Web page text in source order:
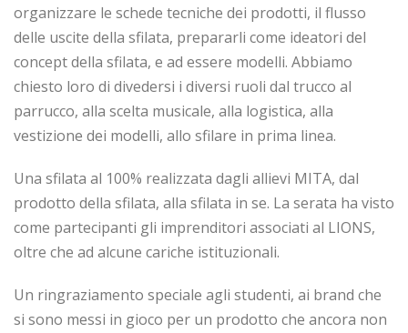
organizzare le schede tecniche dei prodotti, il flusso
delle uscite della sfilata, prepararli come ideatori del
concept della sfilata, e ad essere modelli. Abbiamo
chiesto loro di divedersi i diversi ruoli dal trucco al
parrucco, alla scelta musicale, alla logistica, alla
vestizione dei modelli, allo sfilare in prima linea.
Una sfilata al 100% realizzata dagli allievi MITA, dal
prodotto della sfilata, alla sfilata in se. La serata ha visto
come partecipanti gli imprenditori associati al LIONS,
oltre che ad alcune cariche istituzionali.
Un ringraziamento speciale agli studenti, ai brand che
si sono messi in gioco per un prodotto che ancora non